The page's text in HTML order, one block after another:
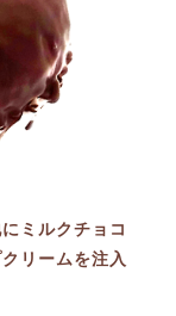
ミルクチョコ
リームを注入